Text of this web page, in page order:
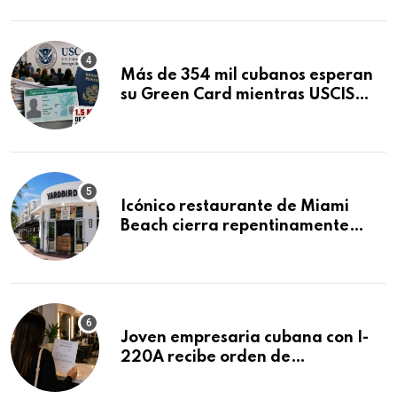
Más de 354 mil cubanos esperan
su Green Card mientras USCIS
Icónico restaurante de Miami
Beach cierra repentinamente
Joven empresaria cubana con I-
220A recibe orden de